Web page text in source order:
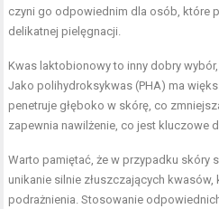
czyni go odpowiednim dla osób, które
delikatnej pielęgnacji.
Kwas laktobionowy to inny dobry
Jako polihydroksykwas (PHA) ma
penetruje głęboko w skórę, co
zapewnia nawilżenie, co jest kluczowe
Warto pamiętać, że w przypadku skóry
unikanie silnie złuszczających kwasów,
podrażnienia. Stosowanie